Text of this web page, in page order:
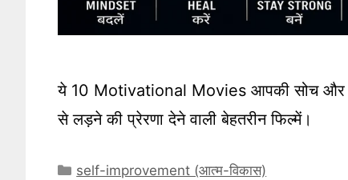
ये 10 Motivational Movies आपकी सोच और
से लड़ने की प्रेरणा देने वाली बेहतरीन फिल्में।
Categories
self-improvement (आत्म-विकास)